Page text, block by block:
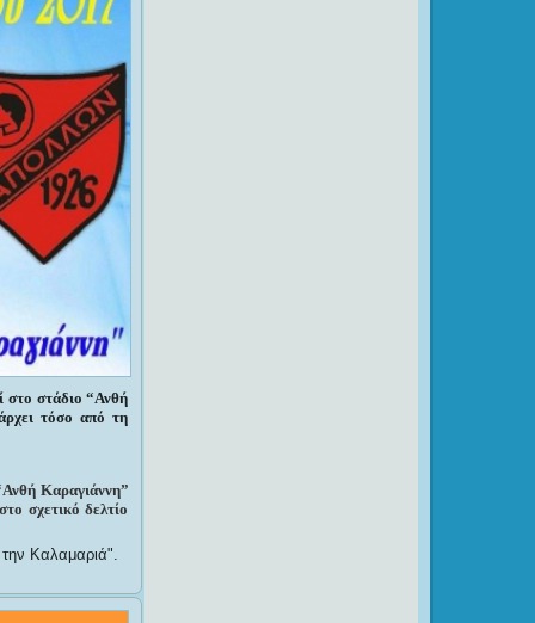
στο στάδιο “Ανθή
τόσο από τη
Καραγιάννη”
σχετικό δελτίο
Καλαμαριά .